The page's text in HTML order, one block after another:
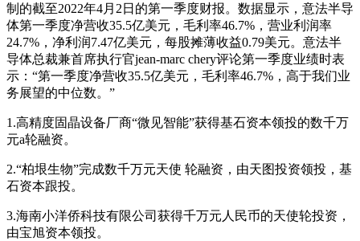
制的截至2022年4月2日的第一季度财报。数据显示，意法半导
体第一季度净营收35.5亿美元，毛利率46.7%，营业利润率
24.7%，净利润7.47亿美元，每股摊薄收益0.79美元。意法半
导体总裁兼首席执行官jean-marc chery评论第一季度业绩时表
示：“第一季度净营收35.5亿美元，毛利率46.7%，高于我们业
务展望的中位数。”
1.高精度固晶设备厂商“微见智能”获得基石资本领投的数千万
元a轮融资。
2.“柏垠生物”完成数千万元天使 轮融资，由天图投资领投，基
石资本跟投。
3.海南小洋侨科技有限公司获得千万元人民币的天使轮投资，
由宝旭资本领投。